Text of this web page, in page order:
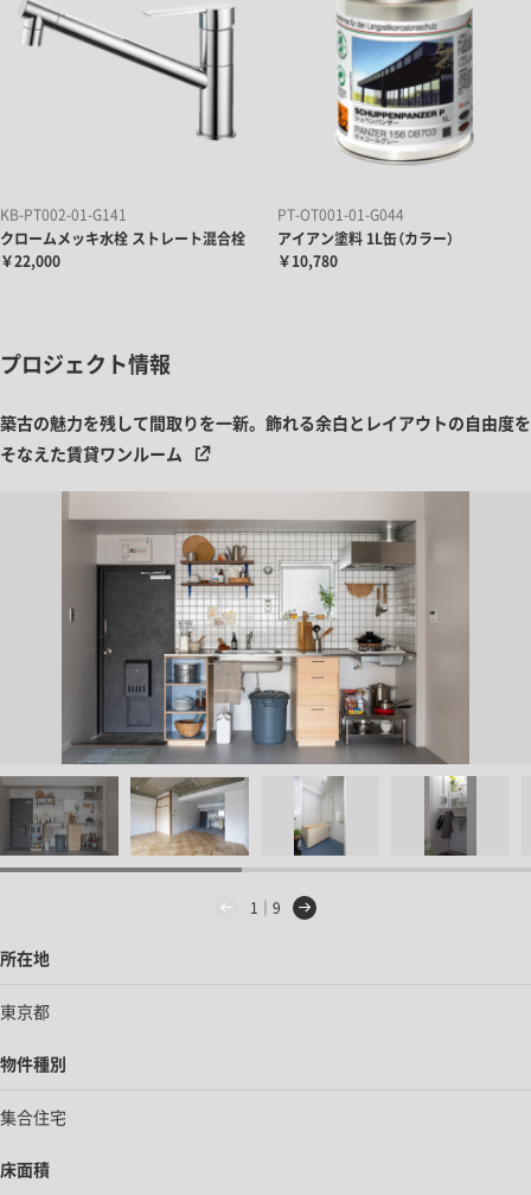
KB-PT002-01-G141
クロームメッキ水栓 ストレート混合栓
￥22,000
PT-OT001-01-G044
アイアン塗料 1L缶（カラー）
￥10,780
プロジェクト情報
築古の魅力を残して間取りを一新。飾れる余白とレイアウトの自由度を
そなえた賃貸ワンルーム
1｜9
所在地
東京都
物件種別
集合住宅
床面積